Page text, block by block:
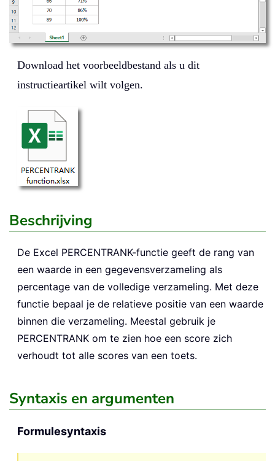
Download het voorbeeldbestand als u dit
instructieartikel wilt volgen.
Beschrijving
De Excel PERCENTRANK-functie geeft de rang van
een waarde in een gegevensverzameling als
percentage van de volledige verzameling. Met deze
functie bepaal je de relatieve positie van een waarde
binnen die verzameling. Meestal gebruik je
PERCENTRANK om te zien hoe een score zich
verhoudt tot alle scores van een toets.
Syntaxis en argumenten
Formulesyntaxis